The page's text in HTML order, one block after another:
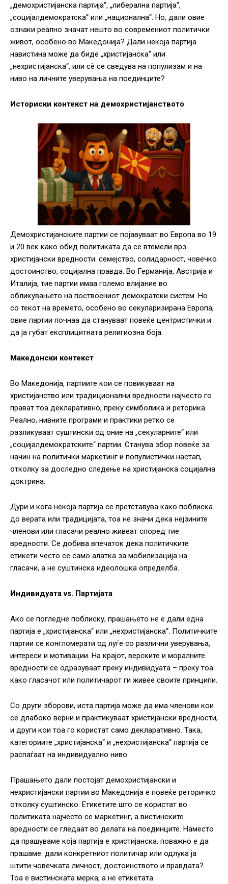
„демохристијанска партија“, „либерална партија“,
„социјалдемократска“ или „национална“. Но, дали овие
ознаки реално значат нешто во современиот политички
живот, особено во Македонија? Дали некоја партија
навистина може да биде „христијанска“ или
„нехристијанска“, или сè се сведува на популизам и на
ниво на личните уверувања на поединците?
Историски контекст на демохристијанството
Демохристијанските партии се појавуваат во Европа во 19
и 20 век како обид политиката да се втемели врз
христијански вредности: семејство, солидарност, човечко
достоинство, социјална правда. Во Германија, Австрија и
Италија, тие партии имаа големо влијание во
обликувањето на поствоениот демократски систем. Но
со текот на времето, особено во секуларизирана Европа,
овие партии почнаа да стануваат повеќе центристички и
да ја губат експлицитната религиозна боја.
Македонски контекст
Во Македонија, партиите кои се повикуваат на
христијанство или традиционални вредности најчесто го
прават тоа декларативно, преку симболика и реторика.
Реално, нивните програми и практики ретко се
разликуваат суштински од оние на „секуларните“ или
„социјалдемократските“ партии. Станува збор повеќе за
начин на политички маркетинг и популистички настап,
отколку за доследно следење на христијанска социјална
доктрина.
Дури и кога некоја партија се претставува како поблиска
до верата или традицијата, тоа не значи дека нејзините
членови или гласачи реално живеат според тие
вредности. Се добива впечаток дека политичките
етикети често се само алатка за мобилизација на
гласачи, а не суштинска идеолошка определба.
Индивидуата vs. Партијата
Ако се погледне поблиску, прашањето не е дали една
партија е „христијанска“ или „нехристијанска“. Политичките
партии се конгломерати од луѓе со различни уверувања,
интереси и мотивации. На крајот, верските и моралните
вредности се одразуваат преку индивидуата – преку тоа
како гласачот или политичарот ги живее своите принципи.
Со други зборови, иста партија може да има членови кои
се длабоко верни и практикуваат христијански вредности,
и други кои тоа го користат само декларативно. Така,
категориите „христијанска“ и „нехристијанска“ партија се
распаѓаат на индивидуално ниво.
Прашањето дали постојат демохристијански и
нехристијански партии во Македонија е повеќе реторичко
отколку суштинско. Етикетите што се користат во
политиката најчесто се маркетинг, а вистинските
вредности се гледаат во делата на поединците. Наместо
да прашуваме која партија е христијанска, поважно е да
прашаме: дали конкретниот политичар или одлука ја
штити човечката личност, достоинството и правдата?
Тоа е вистинската мерка, а не етикетата.